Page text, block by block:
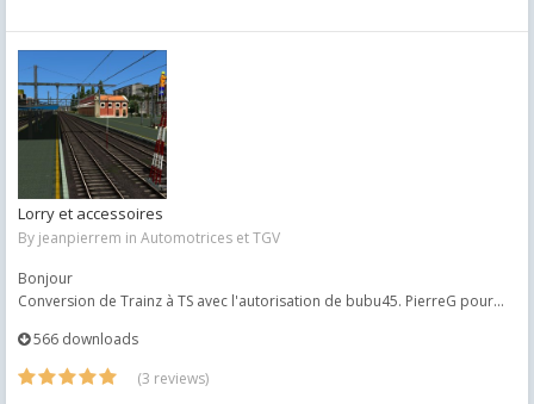
Lorry et accessoires
By jeanpierrem in Automotrices et TGV
Bonjour
Conversion de Trainz à TS avec l'autorisation de bubu45. PierreG pour...
566 downloads
(3 reviews)